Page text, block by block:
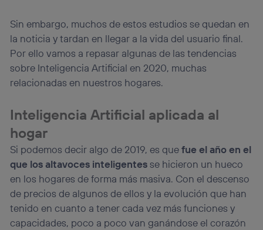
Sin embargo, muchos de estos estudios se quedan en
la noticia y tardan en llegar a la vida del usuario final.
Por ello vamos a repasar algunas de las tendencias
sobre Inteligencia Artificial en 2020, muchas
relacionadas en nuestros hogares.
Inteligencia Artificial aplicada al
hogar
Si podemos decir algo de 2019, es quefue el año en el
que los altavoces inteligentesse hicieron un hueco
en los hogares de forma más masiva. Con el descenso
de precios de algunos de ellos y la evolución que han
tenido en cuanto a tener cada vez más funciones y
capacidades, poco a poco van ganándose el corazón
lo que cualquier persona que conecte su dispositivo y
consienta el uso de la tecnología recibirá el mismo
identificador. Típicamente:
Si utilizas una conexión de banda ancha(p. ej., Wi-Fi),
el marketing o análisis se realizará en función de las
actividades de navegación de los miembros del hogar
que hayan dado su consentimiento.
Si utilizas
datos móviles
, el marketing será más
personalizado, ya que se basará únicamente en la
navegación del usuario del móvil.
Puedes gestionar los consentimientos Utiq seleccionando
“Administrar Utiq” en la parte inferior de esta página web o
visitando el portal de privacidad de Utiq
(“consenthub”). Para más información, consulta
la política de privacidad de Utiq